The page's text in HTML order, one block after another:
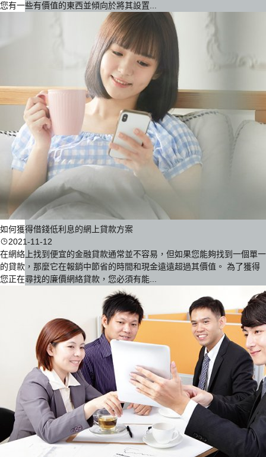
您有一些有價值的東西並傾向於將其設置...
如何獲得借錢低利息的網上貸款方案
2021-11-12
在網絡上找到便宜的金融貸款通常並不容易，但如果您能夠找到一個單一
的貸款，那麼它在報銷中節省的時間和現金遠遠超過其價值。 為了獲得
您正在尋找的廉價網絡貸款，您必須有能...